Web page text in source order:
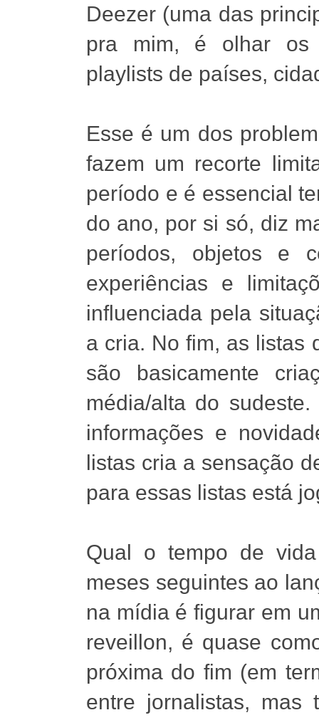
Deezer (uma das
pra mim, é olhar os
playlists de países,
Esse é um dos
fazem um recorte
período e é essencial
do ano, por si só, diz
períodos, objetos e
experiências e
influenciada pela
a cria. No fim, as listas
são basicamente
média/alta do
informações e
listas cria a sensação
para essas listas está
Qual o tempo de
meses seguintes ao
na mídia é figurar em
reveillon, é quase
próxima do fim (em
entre jornalistas, mas